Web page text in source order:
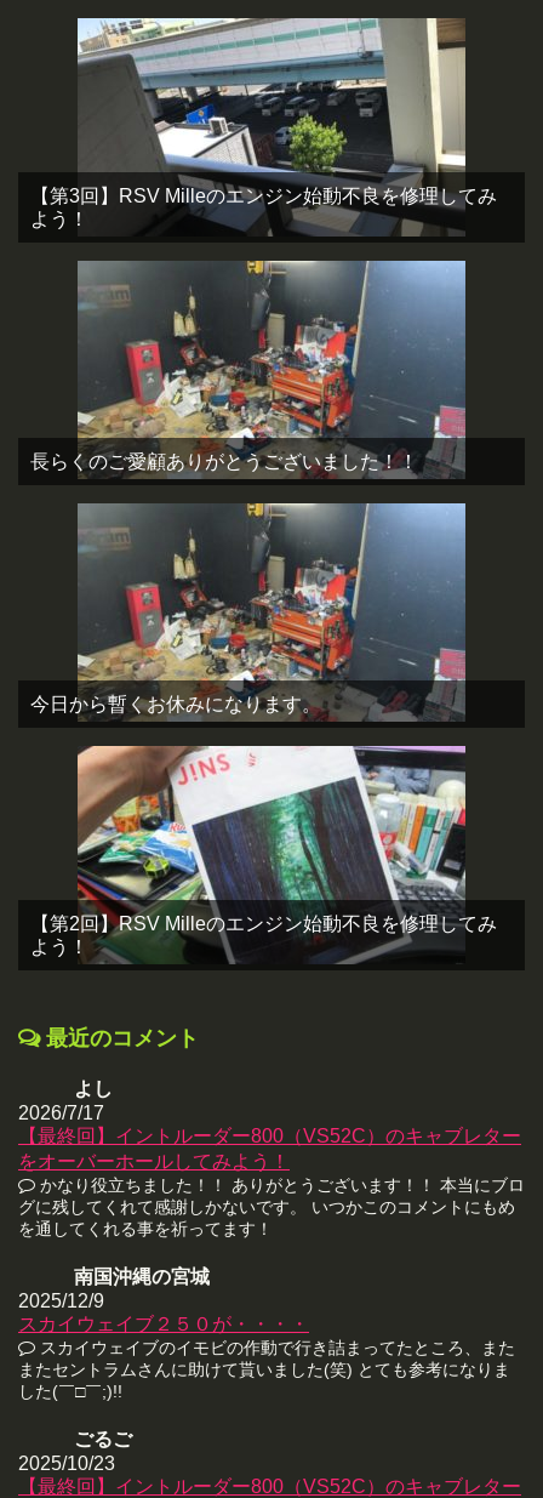
【第3回】RSV Milleのエンジン始動不良を修理してみ
よう！
長らくのご愛顧ありがとうございました！！
今日から暫くお休みになります。
【第2回】RSV Milleのエンジン始動不良を修理してみ
よう！
最近のコメント
よし
2026/7/17
【最終回】イントルーダー800（VS52C）のキャブレター
をオーバーホールしてみよう！
かなり役立ちました！！ ありがとうございます！！ 本当にブロ
グに残してくれて感謝しかないです。 いつかこのコメントにもめ
を通してくれる事を祈ってます！
南国沖縄の宮城
2025/12/9
スカイウェイブ２５０が・・・・
スカイウェイブのイモビの作動で行き詰まってたところ、また
またセントラムさんに助けて貰いました(笑) とても参考になりま
した(￣□￣;)!!
ごるご
2025/10/23
【最終回】イントルーダー800（VS52C）のキャブレター